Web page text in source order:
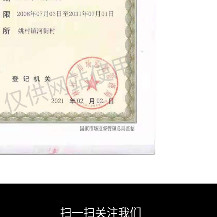
扫一扫关注我们